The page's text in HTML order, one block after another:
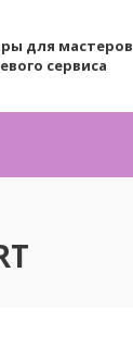
для мастеров
сервиса